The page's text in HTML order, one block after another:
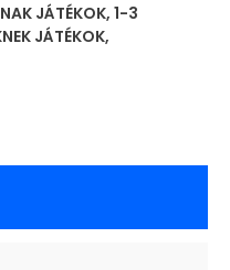
JÁTÉKOK, 1-3
JÁTÉKOK,